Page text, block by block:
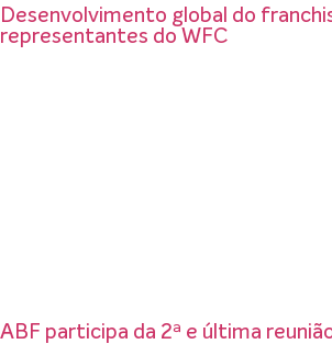
Desenvolvimento global do
representantes do WFC
ABF participa da 2ª e última